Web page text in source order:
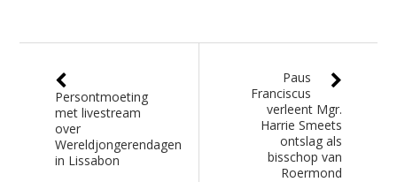
Persontmoeting
met livestream
over
Wereldjongerendagen
in Lissabon
Paus
Franciscus
verleent Mgr.
Harrie Smeets
ontslag als
bisschop van
Roermond